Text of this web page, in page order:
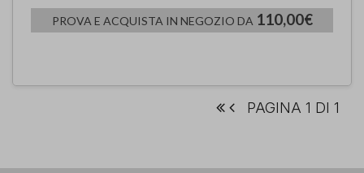
PROVA E ACQUISTA IN NEGOZIO DA 110,00€
PAGINA 1 DI 1